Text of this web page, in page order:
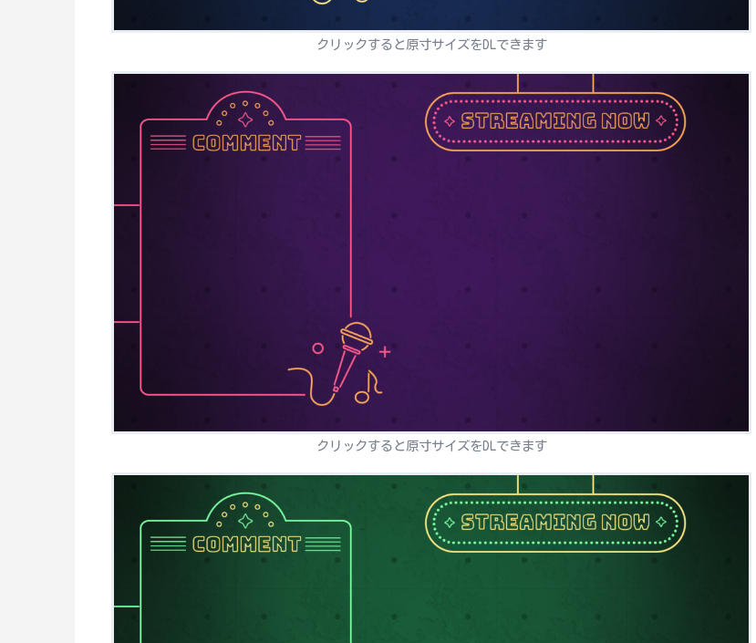
クリックすると原寸サイズをDLできます
クリックすると原寸サイズをDLできます